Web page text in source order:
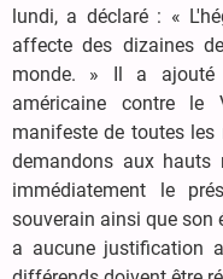
lundi, a déclaré : «
affecte des dizaines
monde. » Il a ajouté
américaine contre le
manifeste de toutes
demandons aux hauts
immédiatement le
souverain ainsi que son
a aucune justification